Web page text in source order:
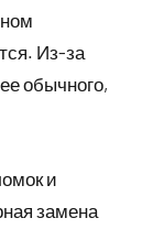
Из-за
обычного,
и
замена